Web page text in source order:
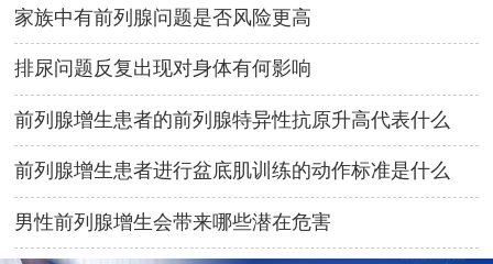
家族中有前列腺问题是否风险更高
排尿问题反复出现对身体有何影响
前列腺增生患者的前列腺特异性抗原升高代表什么
前列腺增生患者进行盆底肌训练的动作标准是什么
男性前列腺增生会带来哪些潜在危害